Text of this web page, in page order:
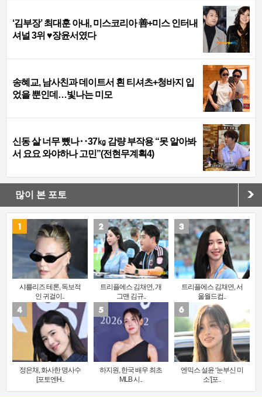
‘김부장’ 최대훈 아내, 미스코리아 善+미스 인터내
셔널 3위 ♥장윤서였다
송혜교, 남사친과 데이트서 흰 티셔츠+청바지 입
었을 뿐인데…빛나는 미모
신동 살 너무 뺐나‥37㎏ 감량 부작용 “못 알아봐
서 요요 와야하나 고민”(전현무계획4)
많이 본 포토
샤를리즈 테론, 독보적
인 귀걸이..
트리플에스 김채연, 개
그맨 김규..
트리플에스 김채연, 서
울월드컵..
정은채, 화사한 명사수
[포토엔H..
하지원, 한국 배우 최초
MLB 시..
엔믹스 설윤 ‘눈부신 미
소’[포..